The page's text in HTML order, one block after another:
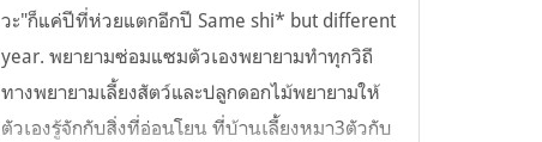
วะ"ก็แค่ปีที่ห่วยแตกอีกปี Same shi* but different
year. พยายามซ่อมแซมตัวเองพยายามทำทุกวิถี
ทางพยายามเลี้ยงสัตว์และปลูกดอกไม้พยายามให้
ตัวเองรู้จักกับสิ่งที่อ่อนโยน ที่บ้านเลี้ยงหมา3ตัวกับ